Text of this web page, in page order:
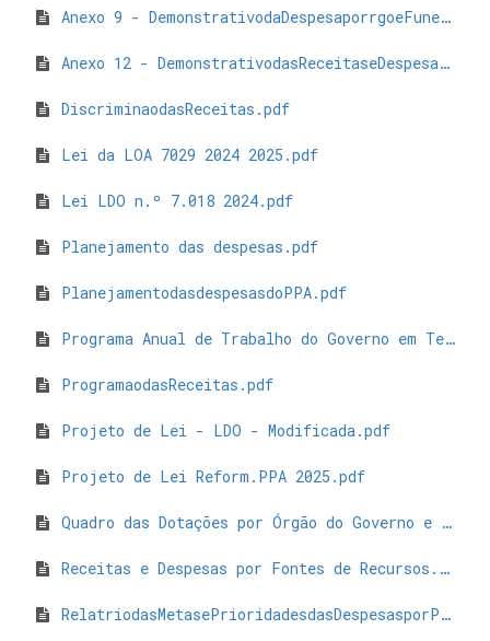
Anexo 9 - DemonstrativodaDespesaporrgoeFunes.pdf
Anexo 12 - DemonstrativodasReceitaseDespesascomAeseServiosPblicosdeSade.pdf
DiscriminaodasReceitas.pdf
Lei da LOA 7029 2024 2025.pdf
Lei LDO n.º 7.018 2024.pdf
Planejamento das despesas.pdf
PlanejamentodasdespesasdoPPA.pdf
Programa Anual de Trabalho do Governo em Termos de Realizações de Obras e Prestação de Serviços.pdf
ProgramaodasReceitas.pdf
Projeto de Lei - LDO - Modificada.pdf
Projeto de Lei Reform.PPA 2025.pdf
Quadro das Dotações por Órgão do Governo e da Administração - QDD.pdf
Receitas e Despesas por Fontes de Recursos.pdf
RelatriodasMetasePrioridadesdasDespesasporProgramas-5.pdf